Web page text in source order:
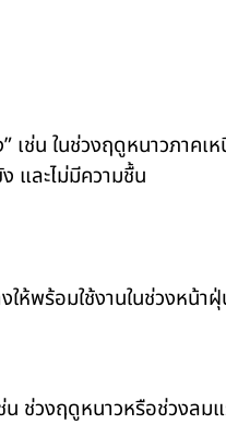
เช่น ในช่วงฤดูหนาวภาค
และไม่มีความชื้น
ให้พร้อมใช้งานในช่วงหน้
ช่วงฤดูหนาวหรือช่วงลม